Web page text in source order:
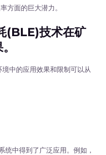
方面的巨大潜力。
技术在矿
中的应用效果和限制可以从
中得到了广泛应用。例如，